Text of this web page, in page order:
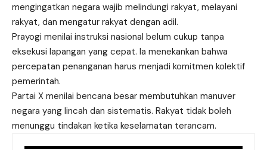
mengingatkan negara wajib melindungi rakyat, melayani
rakyat, dan mengatur rakyat dengan adil.
Prayogi menilai instruksi nasional belum cukup tanpa
eksekusi lapangan yang cepat. Ia menekankan bahwa
percepatan penanganan harus menjadi komitmen kolektif
pemerintah.
Partai X menilai bencana besar membutuhkan manuver
negara yang lincah dan sistematis. Rakyat tidak boleh
menunggu tindakan ketika keselamatan terancam.